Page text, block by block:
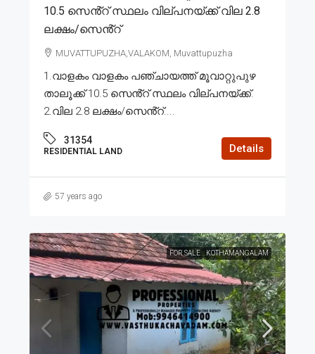
10.5 സെൻ്റ് സ്ഥലം വില്പനയ്ക്ക് വില 2.8
ലക്ഷം/സെൻ്റ്
MUVATTUPUZHA,VALAKOM, Muvattupuzha
1.വാളകം വാളകം പഞ്ചായത്ത് മൂവാറ്റുപുഴ
താലൂക്ക് 10.5 സെൻ്റ് സ്ഥലം വില്പനയ്ക്ക്.
2.വില 2.8 ലക്ഷം/സെൻ്റ്....
31354
RESIDENTIAL LAND Details
57 years ago
FOR SALE KOTHAMANGALAM